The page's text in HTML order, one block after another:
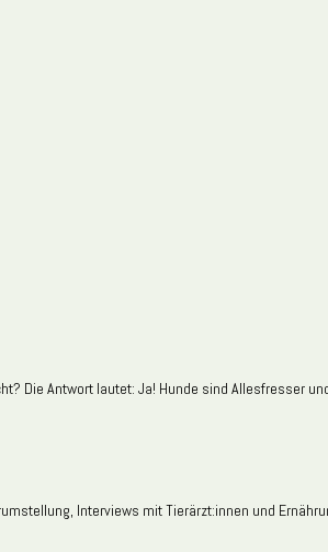
Die Antwort lautet: Ja! Hunde sind Allesfresser
Interviews mit Tierärzt:innen und